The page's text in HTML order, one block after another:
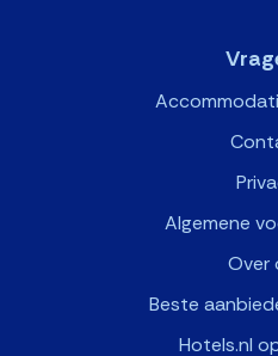
Algemene
Over
Beste
Hotels.nl